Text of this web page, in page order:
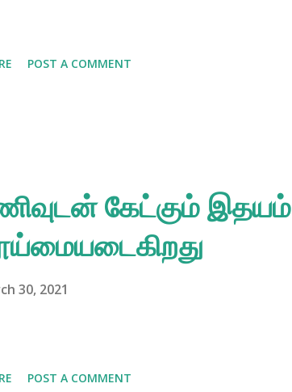
POST A COMMENT
கேட்கும் இதயம்
30, 2021
POST A COMMENT